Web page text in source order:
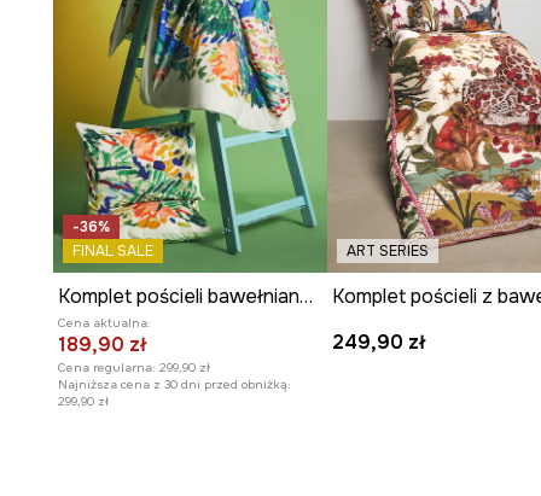
-36%
FINAL SALE
Komplet pościeli bawełnianej z kolekcji Eviva L'arte
Cena aktualna:
189,90 zł
Cena regularna: 299,90 zł
Najniższa cena z 30 dni przed obniżką:
299,90 zł
ART SERIES
249,90 zł